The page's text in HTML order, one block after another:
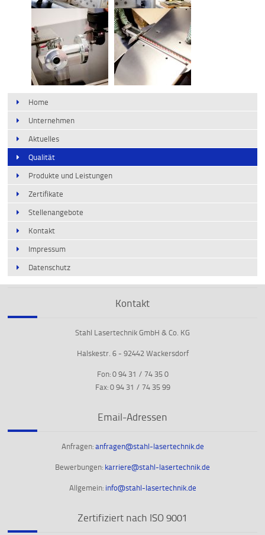
Home
Unternehmen
Aktuelles
Qualität
Produkte und Leistungen
Zertifikate
Stellenangebote
Kontakt
Impressum
Datenschutz
Kontakt
Stahl Lasertechnik GmbH & Co. KG
Halskestr. 6 - 92442 Wackersdorf
Fon: 0 94 31 / 74 35 0
Fax: 0 94 31 / 74 35 99
Email-Adressen
Anfragen:anfragen@stahl-lasertechnik.de
Bewerbungen: karriere@stahl-lasertechnik.de
Allgemein: info@stahl-lasertechnik.de
Zertifiziert nach ISO 9001